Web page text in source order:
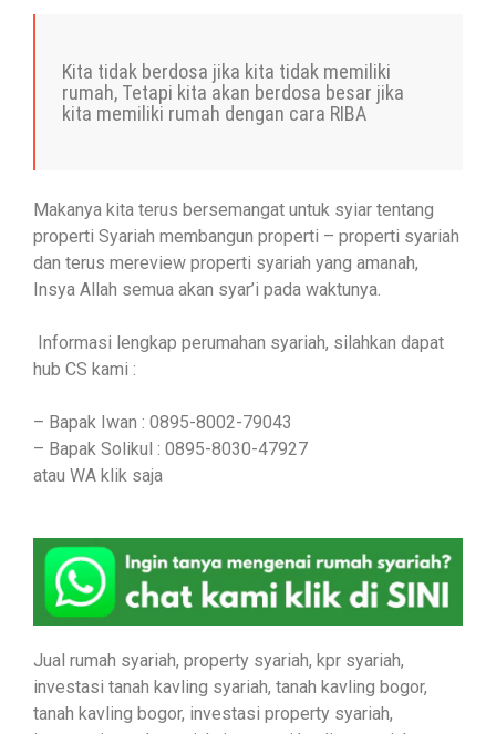
Kita tidak berdosa jika kita tidak memiliki
rumah, Tetapi kita akan berdosa besar jika
kita memiliki rumah dengan cara RIBA
Makanya kita terus bersemangat untuk syiar tentang
properti Syariah membangun properti – properti syariah
dan terus mereview properti syariah yang amanah,
Insya Allah semua akan syar’i pada waktunya.
Informasi lengkap perumahan syariah, silahkan dapat
hub CS kami :
– Bapak Iwan : 0895-8002-79043
– Bapak Solikul : 0895-8030-47927
atau WA klik saja
Jual rumah syariah, property syariah, kpr syariah,
investasi tanah kavling syariah, tanah kavling bogor,
tanah kavling bogor, investasi property syariah,